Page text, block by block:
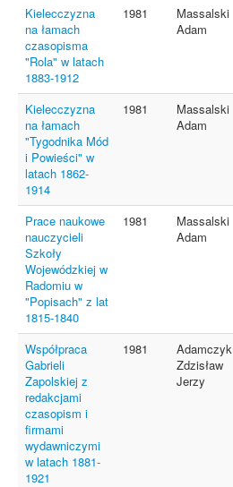
Kielecczyzna
na łamach
czasopisma
"Rola" w latach
1883-1912
1981
Massalski
Adam
Kielecczyzna
na łamach
"Tygodnika Mód
i Powieści" w
latach 1862-
1914
1981
Massalski
Adam
Prace naukowe
nauczycieli
Szkoły
Wojewódzkiej w
Radomiu w
"Popisach" z lat
1815-1840
1981
Massalski
Adam
Współpraca
Gabrieli
Zapolskiej z
redakcjami
czasopism i
firmami
wydawniczymi
w latach 1881-
1921
1981
Adamczyk
Zdzisław
Jerzy